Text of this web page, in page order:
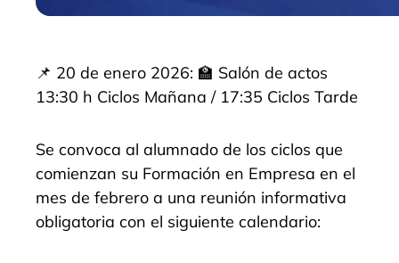
📌 20 de enero 2026: 🏫 Salón de actos
13:30 h Ciclos Mañana / 17:35 Ciclos Tarde
Se convoca al alumnado de los ciclos que
comienzan su Formación en Empresa en el
mes de febrero a una reunión informativa
obligatoria con el siguiente calendario: